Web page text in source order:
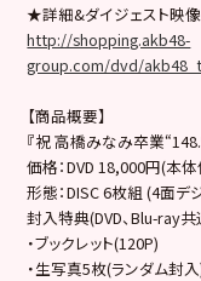
★詳細&ダイジェスト映
http://shopping.akb48-
group.com/dvd/
【商品概要】
『祝 高橋みなみ卒業
価格：DVD 18,000円(本
形態：DISC 6枚組 (4面デ
封入特典(DVD、Blu-ray共
・ブックレット(120P)
・生写真5枚(ランダム封